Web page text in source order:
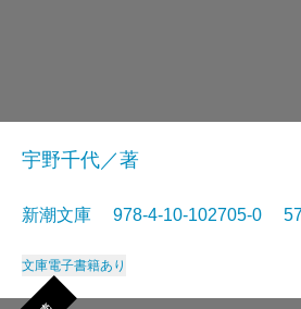
宇野千代／著
新潮文庫 978-4-10-102705-0
文庫電子書籍あり